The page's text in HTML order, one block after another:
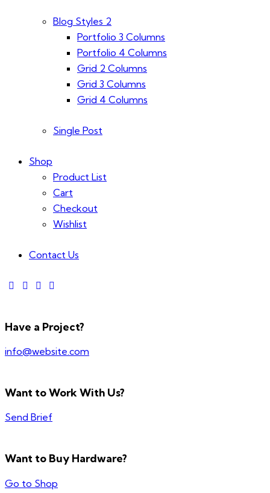
Blog Styles 2
Portfolio 3 Columns
Portfolio 4 Columns
Grid 2 Columns
Grid 3 Columns
Grid 4 Columns
Single Post
Shop
Product List
Cart
Checkout
Wishlist
Contact Us
Have a Project?
info@website.com
Want to Work With Us?
Send Brief
Want to Buy Hardware?
Go to Shop